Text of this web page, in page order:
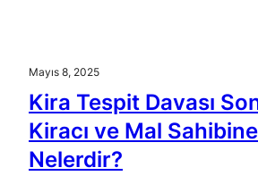
Mayıs 8, 2025
Kira Tespit Davası
Kiracı ve Mal
Nelerdir?